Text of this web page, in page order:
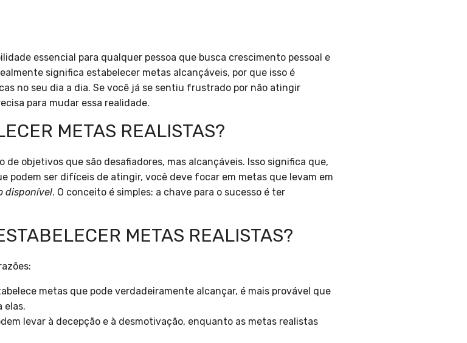
essencial para qualquer pessoa que busca crescimento pessoal e
significa estabelecer metas alcançáveis, por que isso é
no seu dia a dia. Se você já se sentiu frustrado por não atingir
para mudar essa realidade.
METAS REALISTAS?
de objetivos que são desafiadores, mas alcançáveis. Isso significa que,
podem ser difíceis de atingir, você deve focar em metas que levam em
disponível. O conceito é simples: a chave para o sucesso é ter
METAS REALISTAS?
metas que pode verdadeiramente alcançar, é mais provável que
elas.
levar à decepção e à desmotivação, enquanto as metas realistas